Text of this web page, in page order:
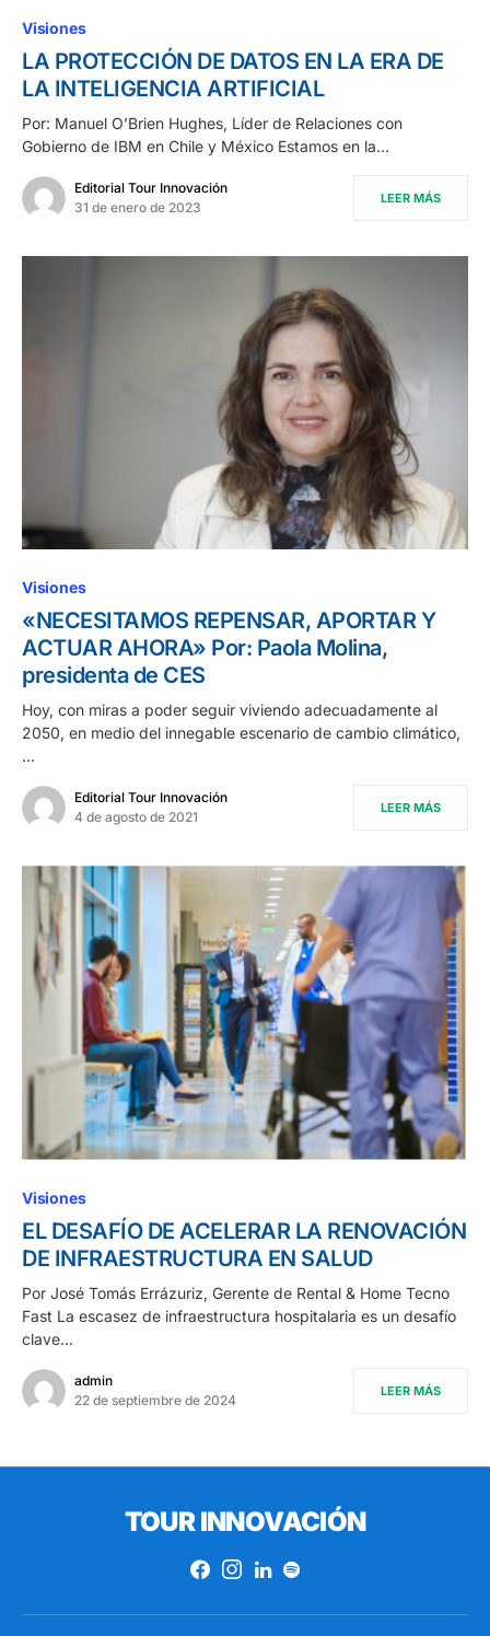
Visiones
LA PROTECCIÓN DE DATOS EN LA ERA DE
LA INTELIGENCIA ARTIFICIAL
Por: Manuel O’Brien Hughes, Líder de Relaciones con
Gobierno de IBM en Chile y México Estamos en la…
Editorial Tour Innovación
31 de enero de 2023
LEER MÁS
Visiones
«NECESITAMOS REPENSAR, APORTAR Y
ACTUAR AHORA» Por: Paola Molina,
presidenta de CES
Hoy, con miras a poder seguir viviendo adecuadamente al
2050, en medio del innegable escenario de cambio climático,
…
Editorial Tour Innovación
4 de agosto de 2021
LEER MÁS
Visiones
EL DESAFÍO DE ACELERAR LA RENOVACIÓN
DE INFRAESTRUCTURA EN SALUD
Por José Tomás Errázuriz, Gerente de Rental & Home Tecno
Fast La escasez de infraestructura hospitalaria es un desafío
clave…
admin
22 de septiembre de 2024
LEER MÁS
TOUR INNOVACIÓN